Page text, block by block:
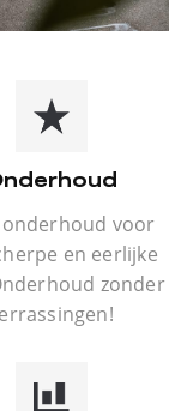
onderhoud voor
en eerlijke
zonder